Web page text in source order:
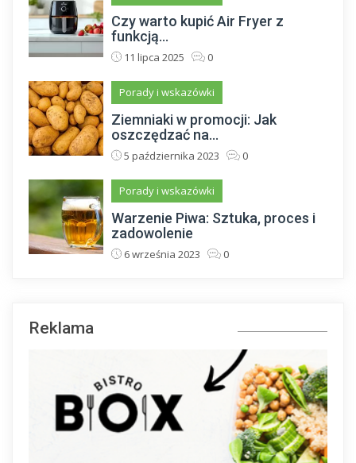
Czy warto kupić Air Fryer z
funkcją...
11 lipca 2025 0
Porady i wskazówki
Ziemniaki w promocji: Jak
oszczędzać na...
5 października 2023 0
Porady i wskazówki
Warzenie Piwa: Sztuka, proces i
zadowolenie
6 września 2023 0
Reklama